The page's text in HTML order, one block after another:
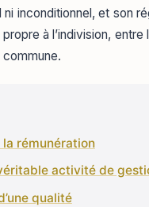
ni inconditionnel, et
propre à l’indivision,
la rémunération
activité de
qualité